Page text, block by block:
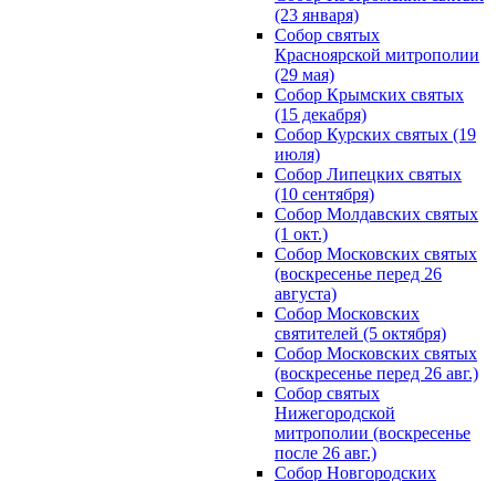
(23 января)
Собор святых
Красноярской митрополии
(29 мая)
Собор Крымских святых
(15 декабря)
Собор Курских святых (19
июля)
Собор Липецких святых
(10 сентября)
Собор Молдавских святых
(1 окт.)
Собор Московских святых
(воскресенье перед 26
августа)
Собор Московских
святителей (5 октября)
Собор Московских святых
(воскресенье перед 26 авг.)
Собор святых
Нижегородской
митрополии (воскресенье
после 26 авг.)
Собор Новгородских